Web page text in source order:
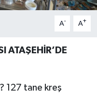
A- A+
ATAŞEHİR’DE
127 tane kreş